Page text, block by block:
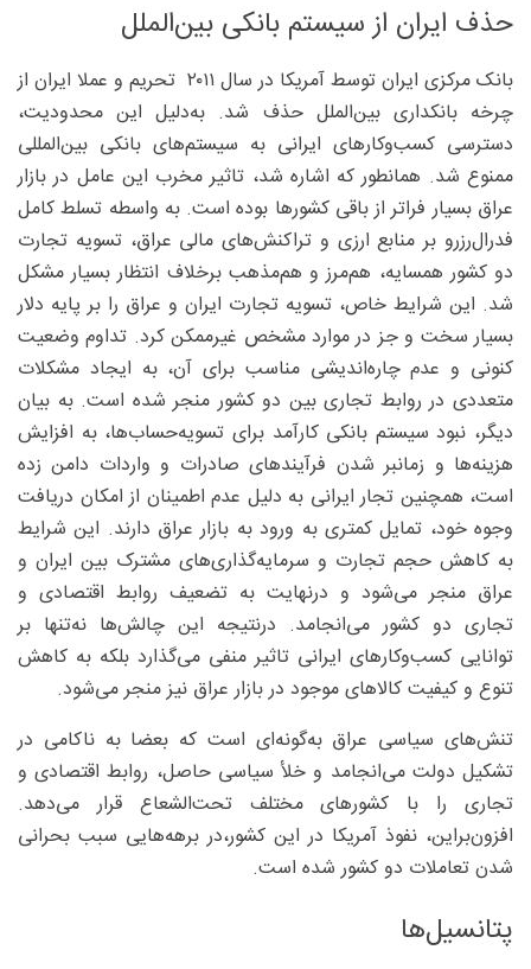
حذف ایران از سیستم بانکی بین‌الملل
بانک مرکزی ایران توسط آمریکا در سال ۲۰۱۱ تحریم و عملا ایران از
چرخه بانکداری بین‌الملل حذف شد. به‌دلیل این محدودیت،
دسترسی کسب‌وکارهای ایرانی به سیستم‌های بانکی بین‌المللی
ممنوع شد. همانطور که اشاره شد، تاثیر مخرب این عامل در بازار
عراق بسیار فراتر از باقی کشورها بوده است. به واسطه تسلط کامل
فدرال‌رزرو بر منابع ارزی و تراکنش‌های مالی عراق، تسویه تجارت
دو کشور همسایه، هم‌مرز و هم‌مذهب برخلاف انتظار بسیار مشکل
شد. این شرایط خاص، تسویه تجارت ایران و عراق را بر پایه دلار
بسیار سخت و جز در موارد مشخص غیرممکن کرد. تداوم وضعیت
کنونی و عدم چاره‌اندیشی مناسب برای آن، به ایجاد مشکلات
متعددی در روابط تجاری بین دو کشور منجر شده است. به بیان
دیگر، نبود سیستم بانکی کارآمد برای تسویه‌حساب‌ها، به افزایش
هزینه‌ها و زمانبر شدن فرآیندهای صادرات و واردات دامن زده
است، همچنین تجار ایرانی به دلیل عدم اطمینان از امکان دریافت
وجوه خود، تمایل کمتری به ورود به بازار عراق دارند. این شرایط
به کاهش حجم تجارت و سرمایه‌گذاری‌های مشترک بین ایران و
عراق منجر می‌شود و درنهایت به تضعیف روابط اقتصادی و
تجاری دو کشور می‌انجامد. درنتیجه این چالش‌ها نه‌تنها بر
توانایی کسب‌وکارهای ایرانی تاثیر منفی می‌گذارد بلکه به کاهش
تنوع و کیفیت کالاهای موجود در بازار عراق نیز منجر می‌شود.
تنش‌های سیاسی عراق به‌گو‌نه‌ای است که بعضا به ناکامی در
تشکیل دولت می‌انجامد و خلأ سیاسی حاصل، روابط اقتصادی و
تجاری را با کشورهای مختلف تحت‌الشعاع قرار می‌دهد.
افزون‌براین، نفوذ آمریکا در این کشور،در برهه‌هایی سبب بحرانی
شدن تعاملات دو کشور شده است.
پتانسیل‌ها